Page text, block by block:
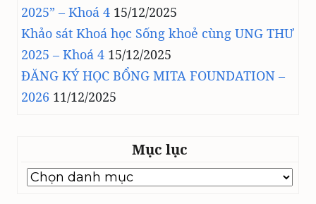
2025” – Khoá 4 15/12/2025
Khảo sát Khoá học Sống khoẻ cùng UNG THƯ
2025 – Khoá 4 15/12/2025
ĐĂNG KÝ HỌC BỔNG MITA FOUNDATION –
2026 11/12/2025
Mục lục
Mục
lục